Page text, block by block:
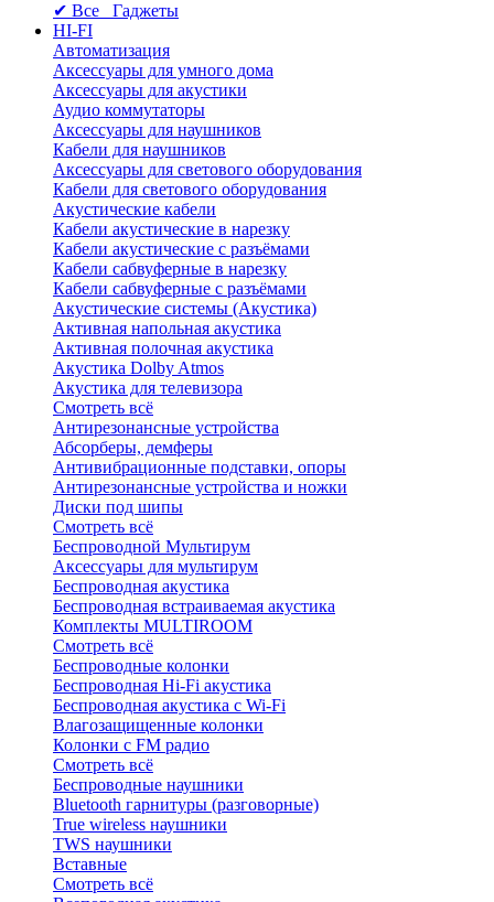
✔ Все Гаджеты
HI-FI
Автоматизация
Аксессуары для умного дома
Аксессуары для акустики
Аудио коммутаторы
Аксессуары для наушников
Кабели для наушников
Аксессуары для светового оборудования
Кабели для светового оборудования
Акустические кабели
Кабели акустические в нарезку
Кабели акустические с разъёмами
Кабели сабвуферные в нарезку
Кабели сабвуферные с разъёмами
Акустические системы (Акустика)
Активная напольная акустика
Активная полочная акустика
Акустика Dolby Atmos
Акустика для телевизора
Смотреть всё
Антирезонансные устройства
Абсорберы, демферы
Антивибрационные подставки, опоры
Антирезонансные устройства и ножки
Диски под шипы
Смотреть всё
Беспроводной Мультирум
Аксессуары для мультирум
Беспроводная акустика
Беспроводная встраиваемая акустика
Комплекты MULTIROOM
Смотреть всё
Беспроводные колонки
Беспроводная Hi-Fi акустика
Беспроводная акустика с Wi-Fi
Влагозащищенные колонки
Колонки с FM радио
Смотреть всё
Беспроводные наушники
Bluetоoth гарнитуры (разговорные)
True wireless наушники
TWS наушники
Вставные
Смотреть всё